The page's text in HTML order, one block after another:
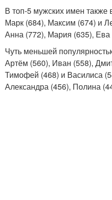
В топ-5 мужских имен
Марк (684), Максим (674) и
Анна (772), Мария (635), Ева
Чуть меньшей
Артём (560), Иван (558),
Тимофей (468) и Василиса
Александра (456), Полина